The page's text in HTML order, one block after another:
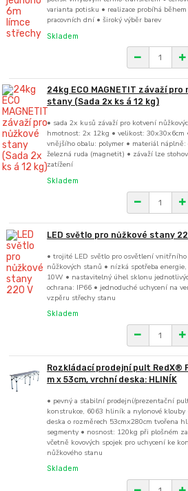
varianta potisku • realizace probíhá
pracovních dní • široký výběr barev
Skladem
24kg ECO MAGNETIT závaží pro
stany (Sada 2x ks á 12 kg)
• sada 2x kusů závaží pro kotvení
hmotnost: 2x 12kg • velikost: 30x30x6cm
vnějšího obalu: polymer • materiál náplně:
železná ruda (magnetit) • závaží lze
zatížení
Skladem
LED světlo pro nůžkové stany
• trojité LED světlo pro osvětlení vnitřního
nůžkových stanů • nízká spotřeba
10W • nastavitelný úhel sklonu
ochrana: IP66 • jednoduché uchycení na
vzpěru střechy stanu
Skladem
Rozkládací prodejní pult RedX®
m x 53cm, vrchní deska: HLINÍK
• pevný a stabilní prodejní/prezentační
konstrukce, 6063 hliník a nylonové klouby
deska o rozměrech 53cmx280cm tvořena
segmenty • nosnost: 120kg při plošném
včetně kovových spojek pro uchycení ke
nůžkového stanu
Skladem